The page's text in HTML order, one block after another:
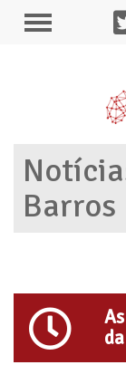
Barros